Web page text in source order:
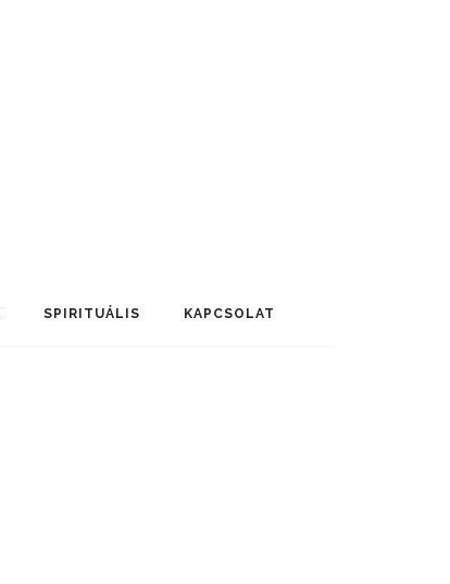
SPIRITUÁLIS KAPCSOLAT